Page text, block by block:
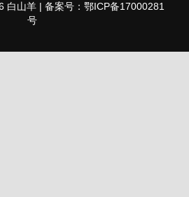
白山羊 | 备案号：鄂ICP备17000281
号